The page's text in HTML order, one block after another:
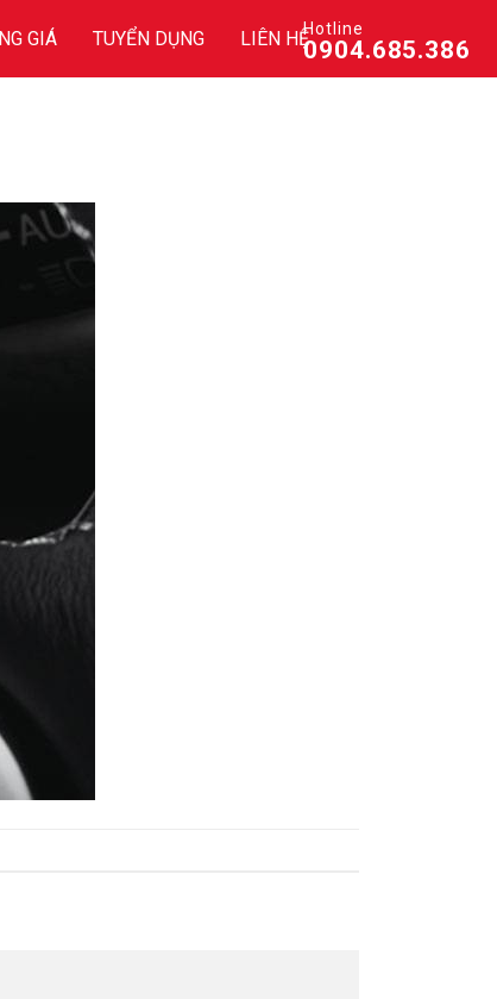
GIÁ TUYỂN DỤNG LIÊN HỆHotline
0904.685.386